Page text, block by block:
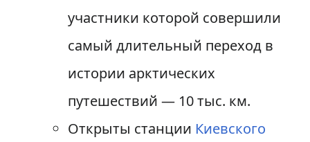
участники которой совершили
самый длительный переход в
истории арктических
путешествий — 10 тыс. км.
Открыты станции Киевского